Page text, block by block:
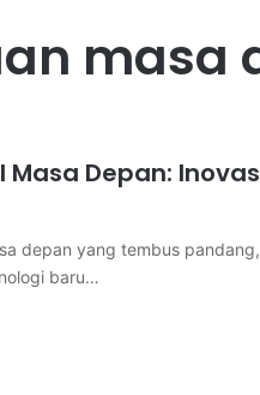
masa
Masa Depan:
depan yang tembus
baru…